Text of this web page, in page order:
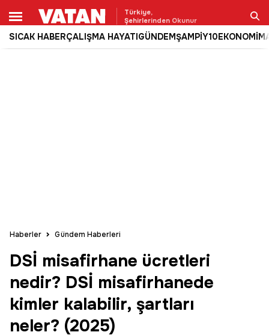
Türkiye,
Şehirlerinden Okunur
SICAK HABERÇALIŞMA HAYATIGÜNDEMŞAMPİY10EKONOMİ
Ara
Haberler Gündem Haberleri
DSİ misafirhane ücretleri
nedir? DSİ misafirhanede
kimler kalabilir, şartları
neler? (2025)